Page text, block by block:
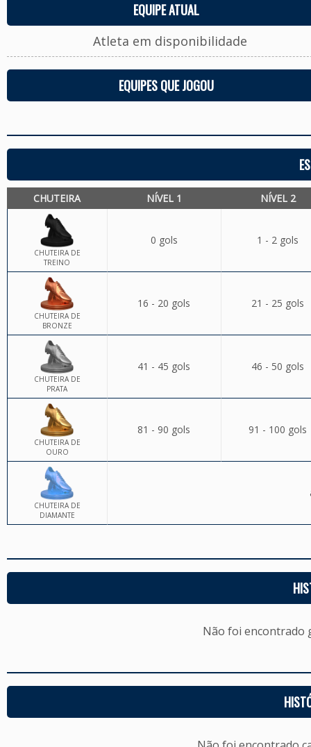
EQUIPE ATUAL
Atleta em disponibilidade
EQUIPES QUE JOGOU
CHUTEIRA NÍVEL 1 NÍVEL 2
CHUTEIRA DE
TREINO
0 gols 1 - 2 gols
CHUTEIRA DE
BRONZE
16 - 20 gols 21 - 25 gols
CHUTEIRA DE
PRATA
41 - 45 gols 46 - 50 gols
CHUTEIRA DE
OURO
81 - 90 gols 91 - 100 gols
CHUTEIRA DE
DIAMANTE
Não foi encontrado